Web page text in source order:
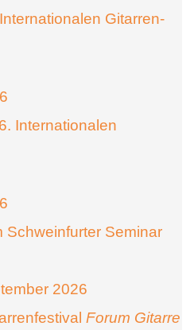
Gitarren-
Internationalen
Schweinfurter Seminar
2026
Forum Gitarre